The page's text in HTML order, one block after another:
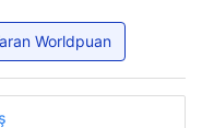
Worldpuan